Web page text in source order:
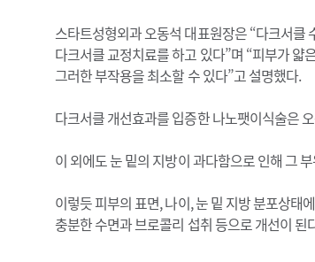
스타트성형외과 오동석 대표원장은 “다크서클
다크서클 교정치료를 하고 있다”며 “피부가 얇
그러한 부작용을 최소할 수 있다”고 설명했다.
다크서클 개선효과를 입증한 나노팻이식술은
이 외에도 눈 밑의 지방이 과다함으로 인해 그
이렇듯 피부의 표면, 나이, 눈 밑 지방 분포상
충분한 수면과 브로콜리 섭취 등으로 개선이